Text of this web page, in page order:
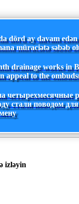
dörd ay davam
müraciətə səbəb
drainage works in
appeal to the
четырехмесячные
стали поводом
izləyin